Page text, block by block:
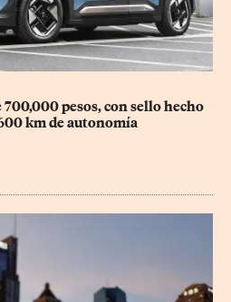
700,000 pesos, con sello hecho
km de autonomía